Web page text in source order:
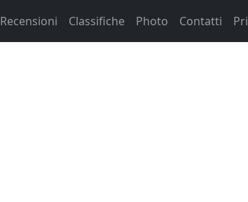
Recensioni Classifiche Photo Contatti